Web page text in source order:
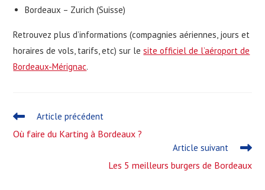
Bordeaux – Zurich (Suisse)
Retrouvez plus d’informations (compagnies aériennes, jours et
horaires de vols, tarifs, etc) sur lesite officiel de l’aéroport de
Bordeaux-Mérignac.
Read
articles
Article précédent
Où faire du Karting à Bordeaux ?
Article suivant
Les 5 meilleurs burgers de Bordeaux